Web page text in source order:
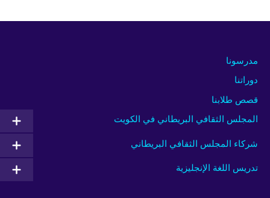
مدرسونا
دوراتنا
قصص طلابنا
المجلس الثقافي البريطاني في الكويت
شركاء المجلس الثقافي البريطاني
تدريس اللغة الإنجليزية